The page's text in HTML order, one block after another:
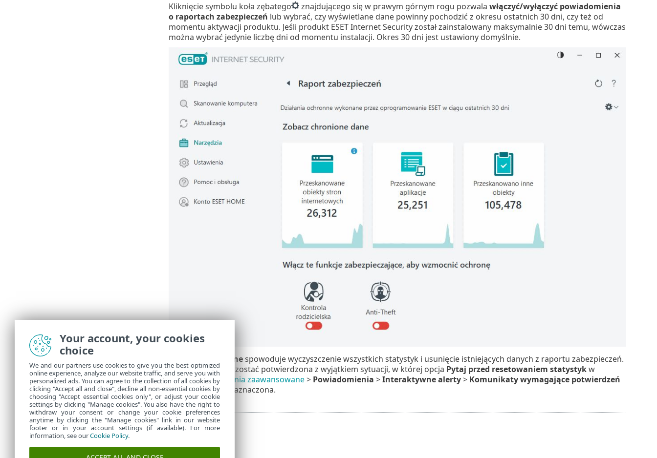
Kliknięcie symbolu koła zębatego
znajdującego się w prawym górnym rogu pozwala włączyć/wyłączyć powiadomienia
o raportach zabezpieczeń lub wybrać, czy wyświetlane dane powinny pochodzić z okresu ostatnich 30 dni, czy też od
momentu aktywacji produktu. Jeśli produkt ESET Internet Security został zainstalowany maksymalnie 30 dni temu, wówczas
można wybrać jedynie liczbę dni od momentu instalacji. Okres 30 dni jest ustawiony domyślnie.
Resetuj danespowoduje wyczyszczenie wszystkich statystyk i usunięcie istniejących danych z raportu zabezpieczeń.
Czynność ta musi zostać potwierdzona z wyjątkiem sytuacji, w której opcja Pytaj przed resetowaniem statystykw
obszarzeUstawienia zaawansowane> Powiadomienia >Interaktywne alerty> Komunikaty wymagające potwierdzeń
>Edytujnie jest zaznaczona.
Your account, your cookies
choice
We and our partners use cookies to give you the best optimized
online experience, analyze our website traffic, and serve you with
personalized ads. You can agree to the collection of all cookies by
clicking "Accept all and close", decline all non-essential cookies by
choosing "Accept essential cookies only", or adjust your cookie
settings by clicking "Manage cookies". You also have the right to
withdraw your consent or change your cookie preferences
anytime by clicking the "Manage cookies" link in our website
footer or in your account settings (if available). For more
information, see ourCookie Policy.